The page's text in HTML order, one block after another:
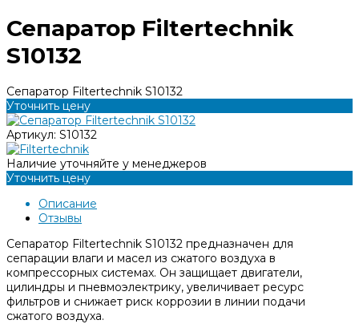
Сепаратор Filtertechnik
S10132
Сепаратор Filtertechnik S10132
Уточнить цену
Артикул: S10132
Наличие уточняйте у менеджеров
Уточнить цену
Описание
Отзывы
Сепаратор Filtertechnik S10132 предназначен для
сепарации влаги и масел из сжатого воздуха в
компрессорных системах. Он защищает двигатели,
цилиндры и пневмоэлектрику, увеличивает ресурс
фильтров и снижает риск коррозии в линии подачи
сжатого воздуха.